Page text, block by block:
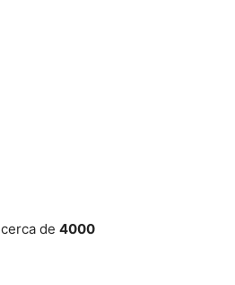
de 4000